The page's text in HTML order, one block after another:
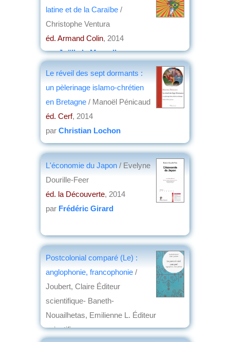
latine et de la Caraïbe /
Christophe Ventura
éd. Armand Colin, 2014
parJoëlle le Morzellec
Le réveil des sept dormants :
un pèlerinage islamo-chrétien
en Bretagne / Manoël Pénicaud
éd. Cerf, 2014
par Christian Lochon
L'économie du Japon / Evelyne
Dourille-Feer
éd. la Découverte, 2014
par Frédéric Girard
Postcolonial comparé (Le) :
anglophonie, francophonie /
Joubert, Claire Éditeur
scientifique- Baneth-
Nouailhetas, Emilienne L. Éditeur
scientifique